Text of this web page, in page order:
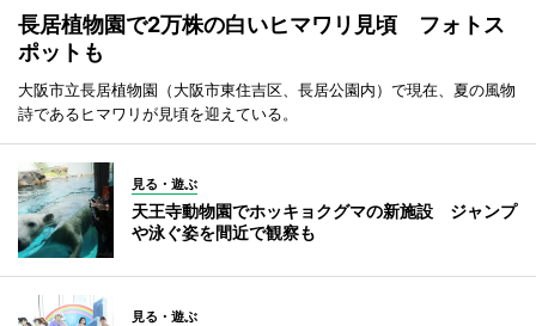
長居植物園で2万株の白いヒマワリ見頃 フォトス
ポットも
大阪市立長居植物園（大阪市東住吉区、長居公園内）で現在、夏の風物
詩であるヒマワリが見頃を迎えている。
見る・遊ぶ
天王寺動物園でホッキョクグマの新施設 ジャンプ
や泳ぐ姿を間近で観察も
見る・遊ぶ